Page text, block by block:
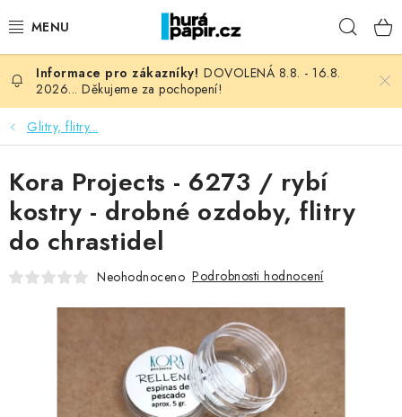
na
NOVINKY
HURÁ DÍLNA
VŠECHNO ZBOŽÍ
KNIHAŘSKÝ MATERIÁL
OBLÍBENÉ ♥️
MOJE OBJEDNÁVKA
DOVOLENÁ 8.8. - 16.8.
2026... Děkujeme za pochopení!
Glitry, flitry...
Kora Projects - 6273 / rybí
kostry - drobné ozdoby, flitry
do chrastidel
Neohodnoceno Podrobnosti hodnocení